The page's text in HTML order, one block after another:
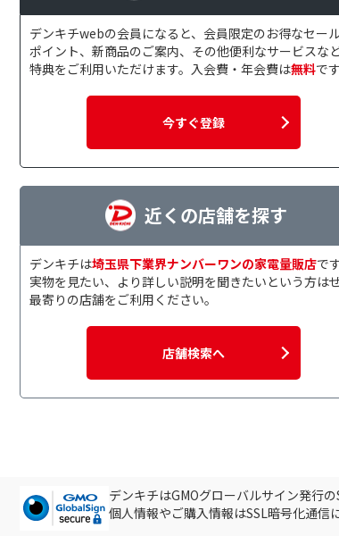
デンキチwebの会員になると、会員限定のお得なセー
ポイント、新商品のご案内、その他便利なサービスな
特典をご利用いただけます。入会費・年会費は無料です
今すぐ登録
近くの店舗を探す
デンキチは埼玉県下業界ナンバーワンの家電量販店です
実物を見たい、より詳しい説明を聞きたいという方は
最寄りの店舗をご利用ください。
店舗検索へ
デンキチはGMOグローバルサイン発行
個人情報やご購入情報はSSL暗号化通信